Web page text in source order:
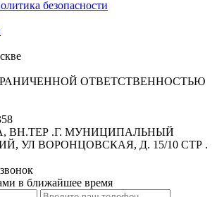
безопасности
ОТВЕТСТВЕННОСТЬЮ
ВН.ТЕР .Г. МУНИЦИПАЛЬНЫЙ
УЛ ВОРОНЦОВСКАЯ, Д. 15/10 СТР .
в ближайшее время